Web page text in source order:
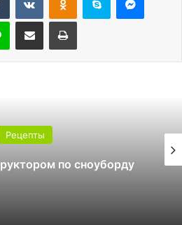
Line Поделиться через электронную почту Печатать
Рецепты
по сноуборду